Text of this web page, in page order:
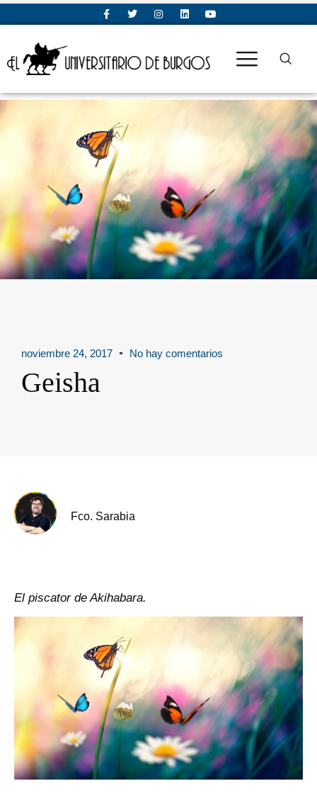
noviembre 24, 2017 No hay comentarios
Geisha
Fco. Sarabia
El piscator de Akihabara.